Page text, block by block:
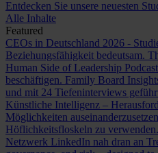
Entdecken Sie unsere neuesten
Alle Inhalte
Featured
CEOs in Deutschland 2026 -
Beziehungsfähigkeit bedeutsam.
Human Side of Leadership Podcast
beschäftigen. Family Board
und mit 24 Tiefeninterviews
Künstliche Intelligenz –
Möglichkeiten
Höflichkeitsfloskeln zu
Netzwerk LinkedIn nah dran an